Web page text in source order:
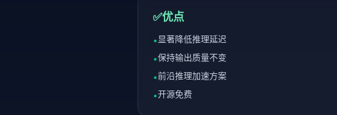
✅优点
• 显著降低推理延迟
•保持输出质量不变
•前沿推理加速方案
•开源免费